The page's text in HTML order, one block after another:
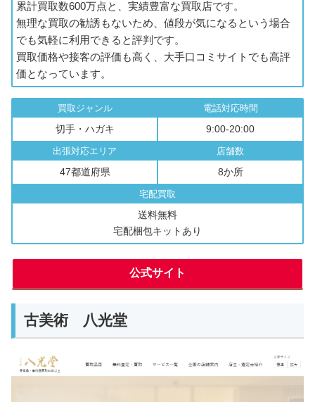
累計買取数600万点と、実績豊富な買取店です。
無理な買取の勧誘もないため、値段が気になるという場合
でも気軽に利用できると評判です。
買取価格や接客の評価も高く、大手口コミサイトでも高評
価となっています。
買取ジャンル
切手・ハガキ
電話対応時間
9:00-20:00
出張対応エリア
47都道府県
店舗数
8か所
宅配買取
送料無料
宅配梱包キットあり
公式サイト
古美術 八光堂